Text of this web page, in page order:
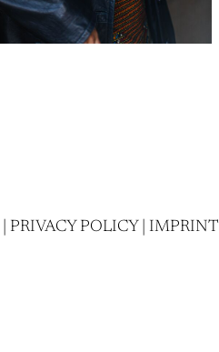
|PRIVACY POLICY |IMPRINT